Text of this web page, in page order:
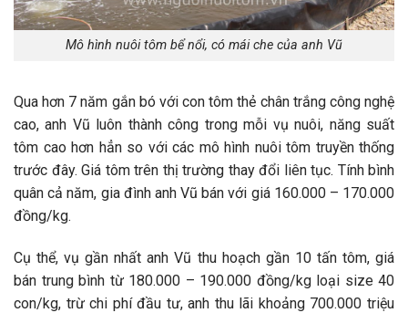
Mô hình nuôi tôm bể nổi, có mái che của anh Vũ
Qua hơn 7 năm gắn bó với con tôm thẻ chân trắng công nghệ
cao, anh Vũ luôn thành công trong mỗi vụ nuôi, năng suất
tôm cao hơn hẳn so với các mô hình nuôi tôm truyền thống
trước đây. Giá tôm trên thị trường thay đổi liên tục. Tính bình
quân cả năm, gia đình anh Vũ bán với giá 160.000 – 170.000
đồng/kg.
Cụ thể, vụ gần nhất anh Vũ thu hoạch gần 10 tấn tôm, giá
bán trung bình từ 180.000 – 190.000 đồng/kg loại size 40
con/kg, trừ chi phí đầu tư, anh thu lãi khoảng 700.000 triệu